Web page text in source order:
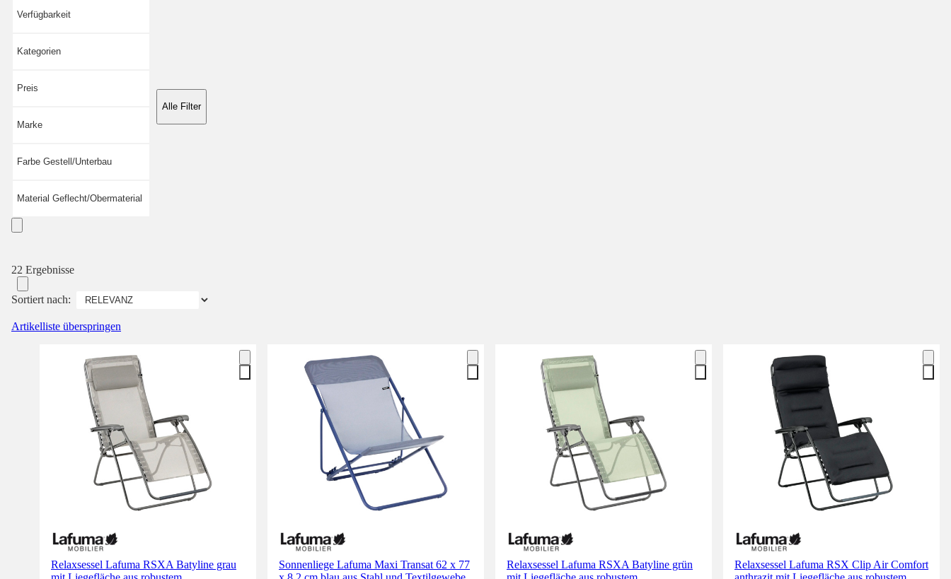
Verfügbarkeit
Kategorien
Preis
Marke
Farbe Gestell/Unterbau
Material Geflecht/Obermaterial
Alle Filter
22 Ergebnisse
Sortiert nach:
Artikelliste überspringen
Relaxsessel Lafuma RSXA Batyline grau
Sonnenliege Lafuma Maxi Transat 62 x 77
Relaxsessel Lafuma RSXA Batyline grün
Relaxsessel Lafuma RSX Clip Air Comfort